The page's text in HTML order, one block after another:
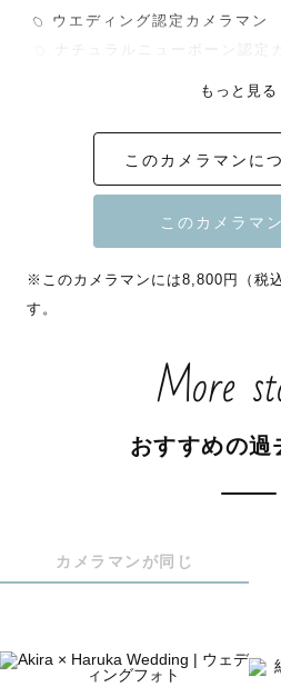
𓆇 ナチュラルニューボーン認定
Lovegraph Quarter Award
【 最優秀賞 受賞 】
Lovegraph Quarter Award
【 753部門 優秀賞 受賞 】
はじめまして🪿🔅
ページをご覧いただきありがとう
その思い出をカタチとして残す
もっと見る
このカメラマンに
※このカメラマンには8,800円（税
す。
More
おすすめの過
カメラマンが同じ